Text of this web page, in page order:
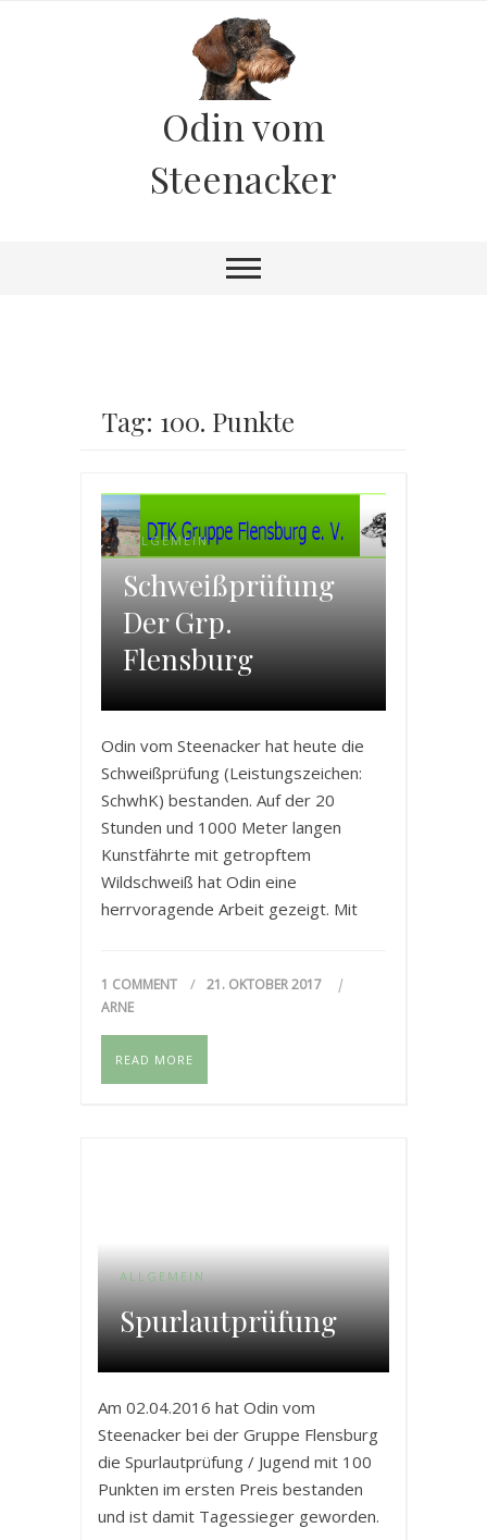
Odin vom
Steenacker
Tag: 100. Punkte
ALLGEMEIN
Schweißprüfung
Der Grp.
Flensburg
Odin vom Steenacker hat heute die
Schweißprüfung (Leistungszeichen:
SchwhK) bestanden. Auf der 20
Stunden und 1000 Meter langen
Kunstfährte mit getropftem
Wildschweiß hat Odin eine
herrvoragende Arbeit gezeigt. Mit
verdiente sich dabei 100. Punkte und
den Tagessieg.
1 COMMENT
21. OKTOBER 2017
ARNE
READ MORE
ALLGEMEIN
Spurlautprüfung
Am 02.04.2016 hat Odin vom
Steenacker bei der Gruppe Flensburg
die Spurlautprüfung / Jugend mit 100
Punkten im ersten Preis bestanden
und ist damit Tagessieger geworden.